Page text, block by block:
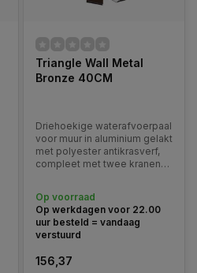
Triangle Wall Metal
Bronze 40CM
Driehoekige waterafvoerpaal
voor muur in aluminium gelakt
met polyester antikrasverf,
compleet met twee kranen
diverse kleuren.
Op voorraad
Op werkdagen voor 22.00
uur besteld = vandaag
verstuurd
156,37